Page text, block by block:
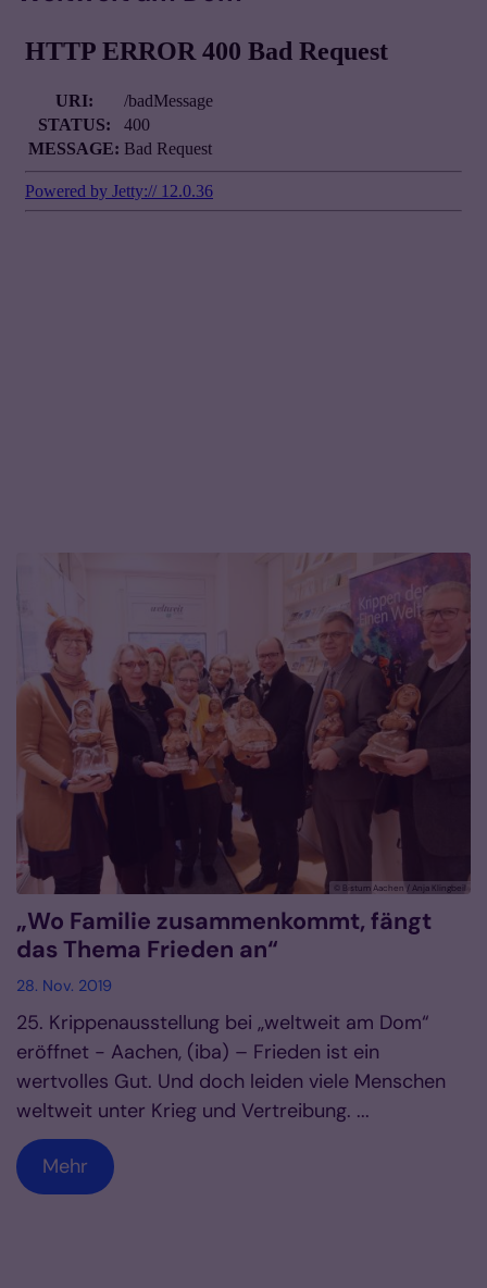
© Bistum Aachen / Anja Klingbeil
„Wo Familie zusammenkommt, fängt
das Thema Frieden an“
28. Nov. 2019
25. Krippenausstellung bei „weltweit am Dom“
eröffnet - Aachen, (iba) – Frieden ist ein
wertvolles Gut. Und doch leiden viele Menschen
weltweit unter Krieg und Vertreibung. ...
Mehr